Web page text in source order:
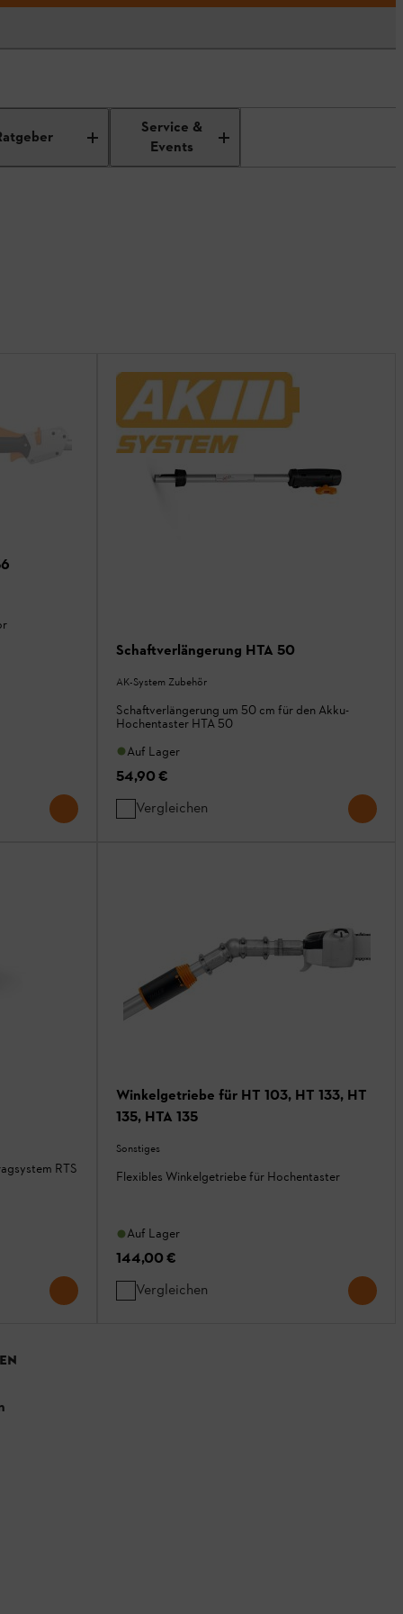
Service &
Events
Schaftverlängerung HTA 50
AK-System Zubehör
Schaftverlängerung um 50 cm für den Akku-
Hochentaster HTA 50
Auf Lager
54,90 €
Vergleichen
RTS
Winkelgetriebe für HT 103, HT 133, HT
135, HTA 135
Sonstiges
Flexibles Winkelgetriebe für Hochentaster
Auf Lager
144,00 €
Vergleichen